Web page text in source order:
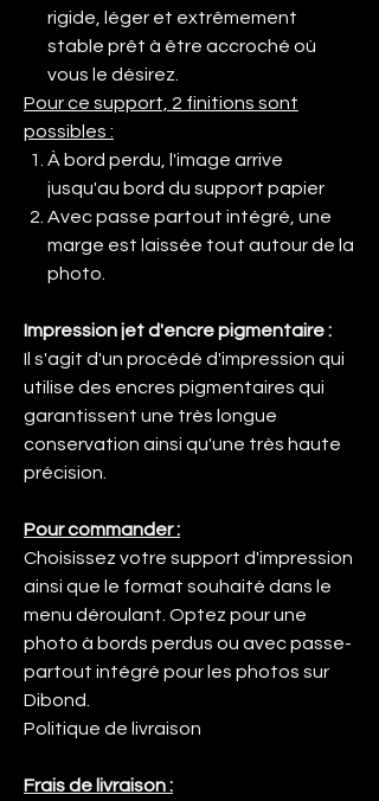
rigide, léger et extrêmement
stable prêt à être accroché où
vous le désirez.
Pour ce support, 2 finitions sont
possibles :
À bord perdu, l'image arrive
jusqu'au bord du support papier
Avec passe partout intégré, une
marge est laissée tout autour de la
photo.
Impression jet d'encre pigmentaire :
Il s'agit d'un procédé d'impression qui
utilise des encres pigmentaires qui
garantissent une très longue
conservation ainsi qu'une très haute
précision.
Pour commander :
Choisissez votre support d'impression
ainsi que le format souhaité dans le
menu déroulant. Optez pour une
photo à bords perdus ou avec passe-
partout intégré pour les photos sur
Dibond.
Politique de livraison
Frais de livraison :